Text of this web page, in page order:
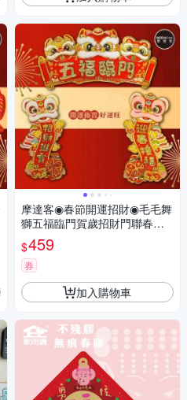
摩達客◉春節開運招財◉毛毛舞
獅五福臨門賀歲招財門聯春聯
三片組-橫批+左右對聯
$459
券
加入購物車